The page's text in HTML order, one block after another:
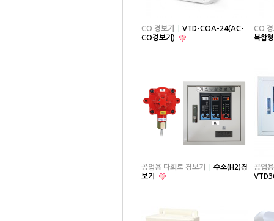
CO 경보기
VTD-COA-24(AC-
CO경보기)
CO
복합
공업용 다회로 경보기
수소(H2)경
보기
공업